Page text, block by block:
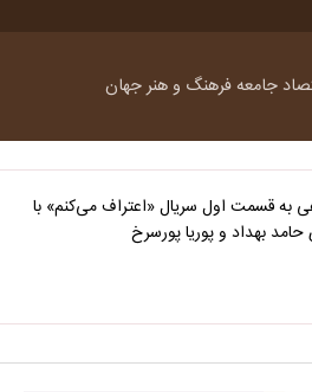
جامعهفرهنگ و هنرجهان
به قسمت اول سریال «اعتراف می‌کنم» با
حامد بهداد و پوریا پورسرخ